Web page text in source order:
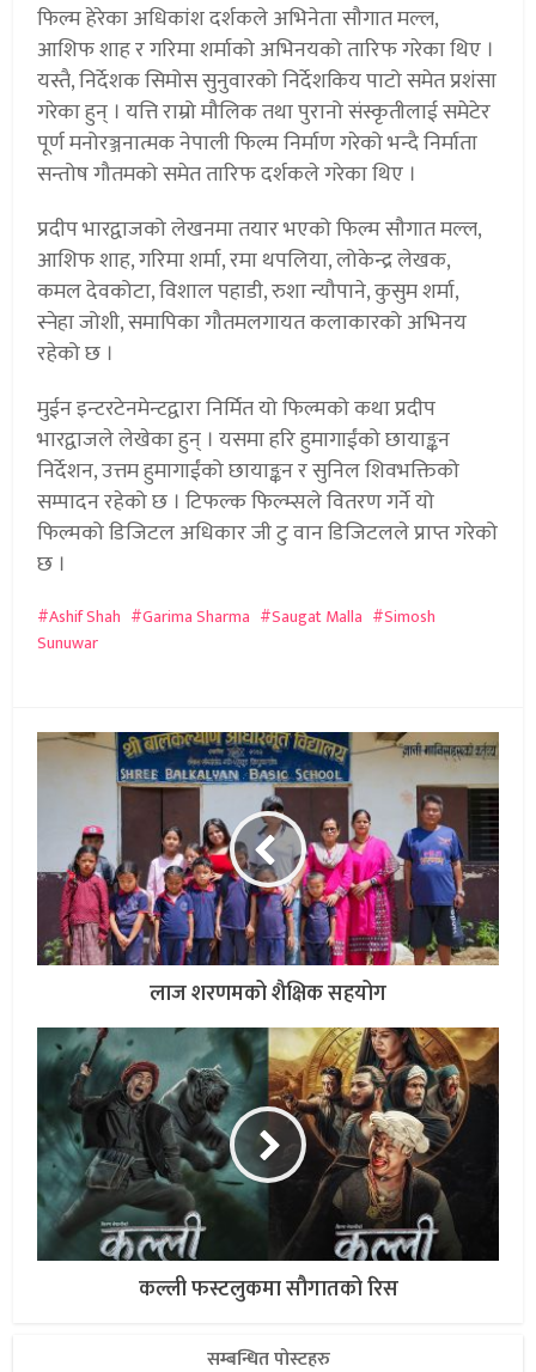
फिल्म हेरेका अधिकांश दर्शकले अभिनेता सौगात मल्ल,
आशिफ शाह र गरिमा शर्माको अभिनयको तारिफ गरेका थिए ।
यस्तै, निर्देशक सिमोस सुनुवारको निर्देशकिय पाटो समेत प्रशंसा
गरेका हुन् । यत्ति राम्रो मौलिक तथा पुरानो संस्कृतीलाई समेटेर
पूर्ण मनोरञ्जनात्मक नेपाली फिल्म निर्माण गरेको भन्दै निर्माता
सन्तोष गौतमको समेत तारिफ दर्शकले गरेका थिए ।
प्रदीप भारद्वाजको लेखनमा तयार भएको फिल्म सौगात मल्ल,
आशिफ शाह, गरिमा शर्मा, रमा थपलिया, लोकेन्द्र लेखक,
कमल देवकोटा, विशाल पहाडी, रुशा न्यौपाने, कुसुम शर्मा,
स्नेहा जोशी, समापिका गौतमलगायत कलाकारको अभिनय
रहेको छ ।
मुईन इन्टरटेनमेन्टद्वारा निर्मित यो फिल्मको कथा प्रदीप
भारद्वाजले लेखेका हुन् । यसमा हरि हुमागाईंको छायाङ्कन
निर्देशन, उत्तम हुमागाईंको छायाङ्कन र सुनिल शिवभक्तिको
सम्पादन रहेको छ । टिफल्क फिल्म्सले वितरण गर्ने यो
फिल्मको डिजिटल अधिकार जी टु वान डिजिटलले प्राप्त गरेको
छ ।
Ashif Shah Garima Sharma Saugat Malla
Simosh
Sunuwar
लाज शरणमको शैक्षिक सहयोग
कल्ली फस्टलुकमा सौगातको रिस
सम्बन्धित पोस्टहरु